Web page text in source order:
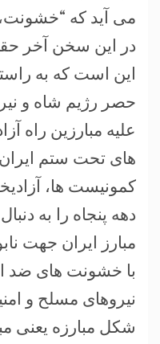
می آید که
در این سخن آخر
این است که به
حصر رژیم شاه و
علیه مبارزین راه
های تحت ستم
کمونیست ها،
دهه پنجاه را به
مبارز ایران جهت
با خشونت های ضد
نیروهای مسلح و
شکل مبارزه یعنی